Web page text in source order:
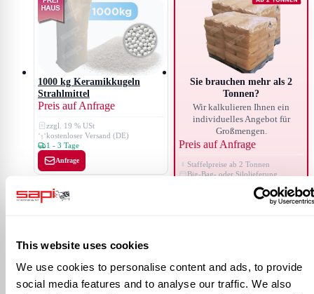
This website uses cookies
We use cookies to personalise content and ads, to provide
social media features and to analyse our traffic. We also
1000 kg Keramikkugeln
Strahlmittel
Preis auf Anfrage
zzgl. 19 % USt
kostenloser Versand (DE)
1 - 3 Tage
Anfrage
Sie brauchen mehr als 2
Tonnen?
Wir kalkulieren Ihnen ein
individuelles Angebot für
Großmengen.
Preis auf Anfrage
Staffelpreise ab 2 Tonnen
Big-Bag- oder Silolieferung
Angebot anfordern
Elemente
Zeige